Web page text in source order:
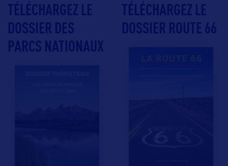
TÉLÉCHARGEZ LE
DOSSIER DES
PARCS NATIONAUX
TÉLÉCHARGEZ LE
DOSSIER ROUTE 66